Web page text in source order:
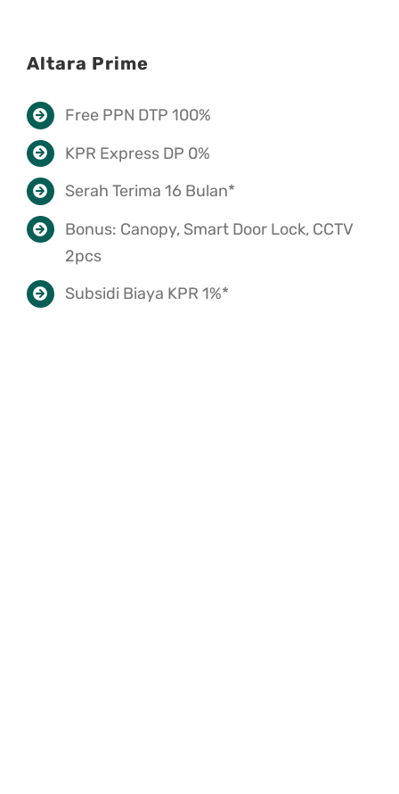
Altara Prime
Free PPN DTP 100%
KPR Express DP 0%
Serah Terima 16 Bulan*
Bonus: Canopy, Smart Door Lock, CCTV
2pcs
Subsidi Biaya KPR 1%*